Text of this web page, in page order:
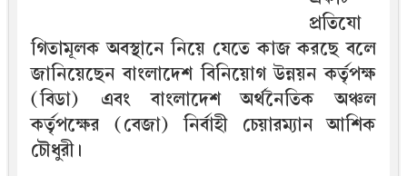
প্রতিযো
গিতামূলক অবস্থানে নিয়ে যেতে কাজ করছে বলে
জানিয়েছেন বাংলাদেশ বিনিয়োগ উন্নয়ন কর্তৃপক্ষ
(বিডা) এবং বাংলাদেশ অর্থনৈতিক অঞ্চল
কর্তৃপক্ষের (বেজা) নির্বাহী চেয়ারম্যান আশিক
চৌধুরী।